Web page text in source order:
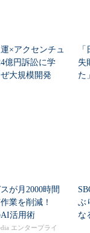
×アクセンチュ
億円訴訟に学
大規模開発
失
た
が月2000時間
作業を削減！
活用術
エンタープライ
ぶ
な